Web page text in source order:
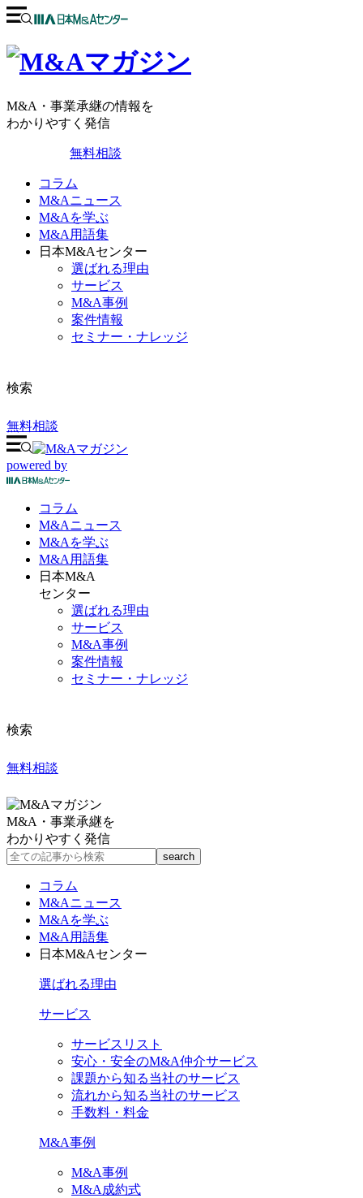
M&A・事業承継の情報を
わかりやすく発信
無料相談
コラム
M&Aニュース
M&Aを学ぶ
M&A用語集
日本M&Aセンター
選ばれる理由
サービス
M&A事例
案件情報
セミナー・ナレッジ
検索
無料相談
powered by
コラム
M&Aニュース
M&Aを学ぶ
M&A 用語集
日本M&A
センター
選ばれる理由
サービス
M&A事例
案件情報
セミナー・ナレッジ
検索
無料相談
M&A・事業承継を
わかりやすく発信
コラム
M&Aニュース
M&Aを学ぶ
M&A用語集
日本M&Aセンター
選ばれる理由
サービス
サービスリスト
安心・安全のM&A仲介サービス
課題から知る当社のサービス
流れから知る当社のサービス
手数料・料金
M&A事例
M&A事例
M&A成約式